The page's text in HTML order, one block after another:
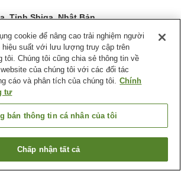
Tỉnh Shiga, Nhật Bản
giá:302lượt
Máy bán hàng tự động
Minakuchi Kokudo 1-go
Tìm phòng trống
cookie để nâng cao trải nghiệm người
hiệu suất với lưu lượng truy cập trên
tôi. Chúng tôi cũng chia sẻ thông tin về
của chúng tôi với các đối tác
cáo và phân tích của chúng tôi. Chính
tư
bán thông tin cá nhân của tôi
Chấp nhận tất cả